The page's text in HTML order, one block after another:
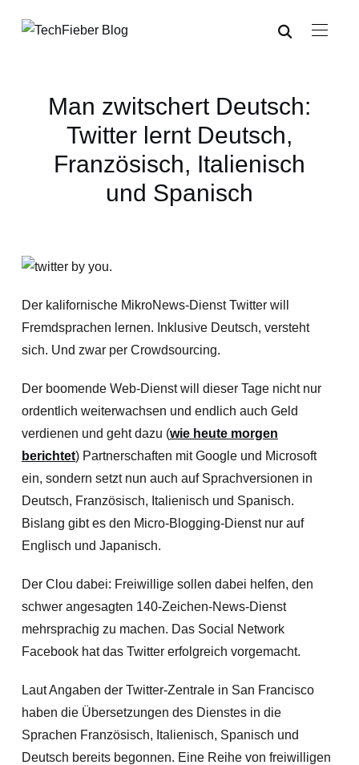
Man zwitschert Deutsch:
Twitter lernt Deutsch,
Französisch, Italienisch
und Spanisch
Der kalifornische MikroNews-Dienst Twitter will
Fremdsprachen lernen. Inklusive Deutsch, versteht
sich. Und zwar per Crowdsourcing.
Der boomende Web-Dienst will dieser Tage nicht nur
ordentlich weiterwachsen und endlich auch Geld
verdienen und geht dazu (wie heute morgen
berichtet) Partnerschaften mit Google und Microsoft
ein, sondern setzt nun auch auf Sprachversionen in
Deutsch, Französisch, Italienisch und Spanisch.
Bislang gibt es den Micro-Blogging-Dienst nur auf
Englisch und Japanisch.
Der Clou dabei: Freiwillige sollen dabei helfen, den
schwer angesagten 140-Zeichen-News-Dienst
mehrsprachig zu machen. Das Social Network
Facebook hat das Twitter erfolgreich vorgemacht.
Laut Angaben der Twitter-Zentrale in San Francisco
haben die Übersetzungen des Dienstes in die
Sprachen Französisch, Italienisch, Spanisch und
Deutsch bereits begonnen. Eine Reihe von freiwilligen